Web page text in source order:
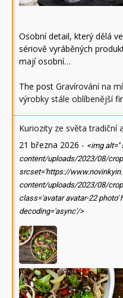
Osobní detail, který dělá
sériově vyráběných
mají osobní…
The post Gravírování na
výrobky stále oblíbenější
Kuriozity ze světa tradiční
21 března 2026 - <img
content/uploads/2023/08/
srcset='https://
content/uploads/2023/08/
class='avatar avatar-22 photo'
decoding='async'/>